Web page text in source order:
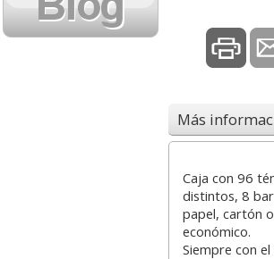
Más
Caja con 96
distintos, 8
papel, cartón
económico.
Siempre con
Negro, original
N9K06AE
desde:14,87 €
17,99 con Iva